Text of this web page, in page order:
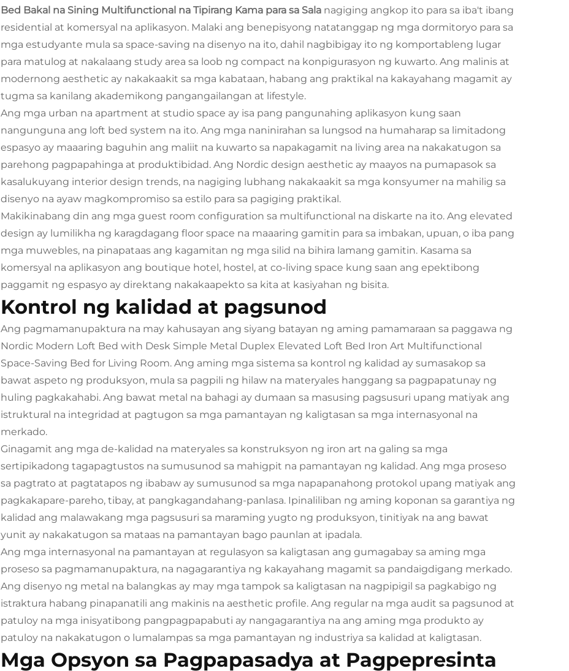
Bed Bakal na Sining Multifunctional na Tipirang Kama para sa Sala nagiging angkop ito para sa iba't ibang
residential at komersyal na aplikasyon. Malaki ang benepisyong natatanggap ng mga dormitoryo para sa
mga estudyante mula sa space-saving na disenyo na ito, dahil nagbibigay ito ng komportableng lugar
para matulog at nakalaang study area sa loob ng compact na konpigurasyon ng kuwarto. Ang malinis at
modernong aesthetic ay nakakaakit sa mga kabataan, habang ang praktikal na kakayahang magamit ay
tugma sa kanilang akademikong pangangailangan at lifestyle.
Ang mga urban na apartment at studio space ay isa pang pangunahing aplikasyon kung saan
nangunguna ang loft bed system na ito. Ang mga naninirahan sa lungsod na humaharap sa limitadong
espasyo ay maaaring baguhin ang maliit na kuwarto sa napakagamit na living area na nakakatugon sa
parehong pagpapahinga at produktibidad. Ang Nordic design aesthetic ay maayos na pumapasok sa
kasalukuyang interior design trends, na nagiging lubhang nakakaakit sa mga konsyumer na mahilig sa
disenyo na ayaw magkompromiso sa estilo para sa pagiging praktikal.
Makikinabang din ang mga guest room configuration sa multifunctional na diskarte na ito. Ang elevated
design ay lumilikha ng karagdagang floor space na maaaring gamitin para sa imbakan, upuan, o iba pang
mga muwebles, na pinapataas ang kagamitan ng mga silid na bihira lamang gamitin. Kasama sa
komersyal na aplikasyon ang boutique hotel, hostel, at co-living space kung saan ang epektibong
paggamit ng espasyo ay direktang nakakaapekto sa kita at kasiyahan ng bisita.
Kontrol ng kalidad at pagsunod
Ang pagmamanupaktura na may kahusayan ang siyang batayan ng aming pamamaraan sa paggawa ng
Nordic Modern Loft Bed with Desk Simple Metal Duplex Elevated Loft Bed Iron Art Multifunctional
Space-Saving Bed for Living Room. Ang aming mga sistema sa kontrol ng kalidad ay sumasakop sa
bawat aspeto ng produksyon, mula sa pagpili ng hilaw na materyales hanggang sa pagpapatunay ng
huling pagkakahabi. Ang bawat metal na bahagi ay dumaan sa masusing pagsusuri upang matiyak ang
istruktural na integridad at pagtugon sa mga pamantayan ng kaligtasan sa mga internasyonal na
merkado.
Ginagamit ang mga de-kalidad na materyales sa konstruksyon ng iron art na galing sa mga
sertipikadong tagapagtustos na sumusunod sa mahigpit na pamantayan ng kalidad. Ang mga proseso
sa pagtrato at pagtatapos ng ibabaw ay sumusunod sa mga napapanahong protokol upang matiyak ang
pagkakapare-pareho, tibay, at pangkagandahang-panlasa. Ipinaliliban ng aming koponan sa garantiya ng
kalidad ang malawakang mga pagsusuri sa maraming yugto ng produksyon, tinitiyak na ang bawat
yunit ay nakakatugon sa mataas na pamantayan bago paunlan at ipadala.
Ang mga internasyonal na pamantayan at regulasyon sa kaligtasan ang gumagabay sa aming mga
proseso sa pagmamanupaktura, na nagagarantiya ng kakayahang magamit sa pandaigdigang merkado.
Ang disenyo ng metal na balangkas ay may mga tampok sa kaligtasan na nagpipigil sa pagkabigo ng
istraktura habang pinapanatili ang makinis na aesthetic profile. Ang regular na mga audit sa pagsunod at
patuloy na mga inisyatibong pangpagpapabuti ay nangagarantiya na ang aming mga produkto ay
patuloy na nakakatugon o lumalampas sa mga pamantayan ng industriya sa kalidad at kaligtasan.
Mga Opsyon sa Pagpapasadya at Pagpepresinta